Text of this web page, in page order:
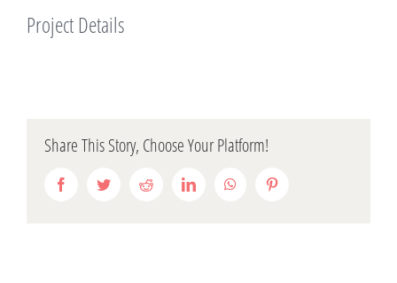
Project Details
Share This Story, Choose Your Platform!
FacebookTwitterReddit LinkedIn WhatsApp